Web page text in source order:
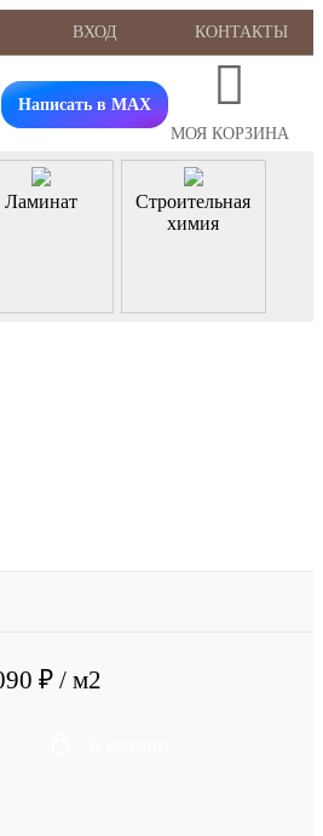
ВХОД КОНТАКТЫ
Написать в MAX
МОЯ КОРЗИНА
Ламинат
Строительная
химия
₽ / м2